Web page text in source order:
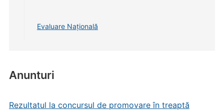
Evaluare Națională
Anunturi
Rezultatul la concursul de promovare în treaptă